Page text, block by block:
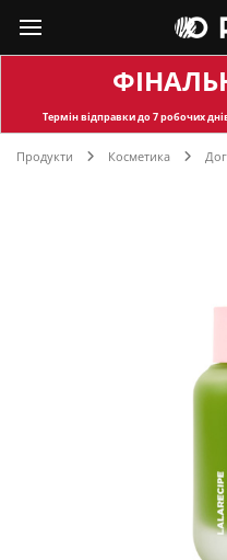
Термін відправкидо 7 робочих
Продукти Косметика